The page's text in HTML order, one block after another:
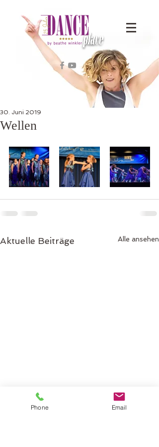
Wellen
30. Juni 2019
Aktuelle Beiträge Alle ansehen
Phone Email